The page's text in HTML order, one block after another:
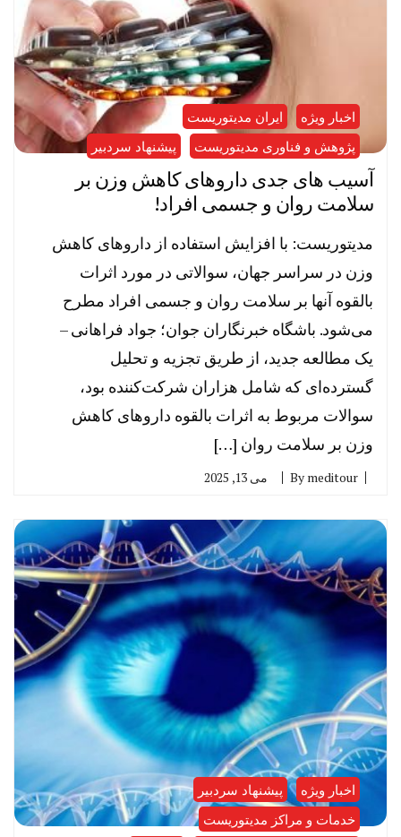
اخبار ویژه
ایران مدیتوریست
پژوهش و فناوری مدیتوریست
پیشنهاد سردبیر
آسیب های جدی داروهای کاهش وزن بر
سلامت روان و جسمی افراد!
مدیتوریست: با افزایش استفاده از داروهای کاهش
وزن در سراسر جهان، سوالاتی در مورد اثرات
بالقوه آنها بر سلامت روان و جسمی افراد مطرح
می‌شود. باشگاه خبرنگاران جوان؛ جواد فراهانی –
یک مطالعه جدید، از طریق تجزیه و تحلیل
گسترده‌ای که شامل هزاران شرکت‌کننده بود،
سوالات مربوط به اثرات بالقوه داروهای کاهش
وزن بر سلامت روان […]
By meditour می 13, 2025
اخبار ویژه
پیشنهاد سردبیر
خدمات و مراکز مدیتوریست